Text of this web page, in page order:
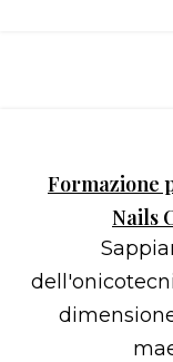
Formazione
Nails